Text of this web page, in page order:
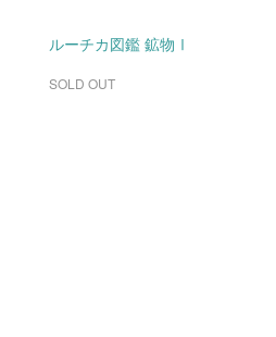
ルーチカ図鑑 鉱物Ⅰ
SOLD OUT